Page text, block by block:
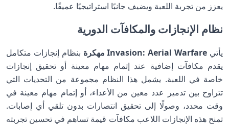
يعزز من تجربة اللعبة ويضيف جانبًا استراتيجيًا عميقًا.
نظام الإنجازات والمكافآت الدورية
يأتي Invasion: Aerial Warfare مهكرة
بنظام إنجازات متكامل
يقدم مكافآت إضافية عند إتمام مهام معينة أو تحقيق إنجازات
خاصة في اللعبة. يشمل هذا النظام مجموعة من التحديات التي
تتراوح بين تدمير عدد معين من الأعداء، أو إتمام مهام معينة في
وقت محدد، وصولًا إلى تحقيق انتصارات بدون تلقي أي إصابات.
تمنح هذه الإنجازات اللاعب مكافآت قيمة تساهم في تحسين تجربته